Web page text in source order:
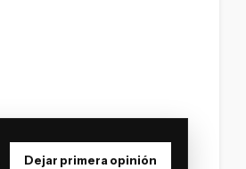
Dejar primera opinión